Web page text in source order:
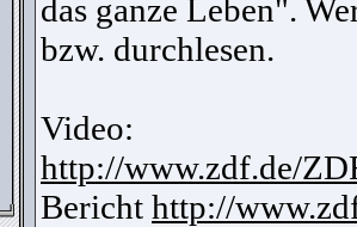
das ganze Leben".
bzw. durchlesen.
Video:
http://www.zdf.de/
Bericht http://